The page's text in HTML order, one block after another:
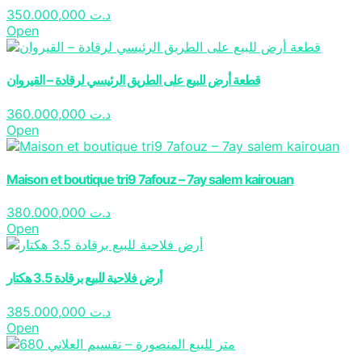
د.ت
Open
قطعة أرض للبيع على الطريق الرئيسي لرقادة – القيروان
د.ت
Open
Maison et boutique tri9 7afouz – 7ay salem kairouan
د.ت
Open
أرض فلاحية للبيع برقادة 3.5 هكتار
د.ت
Open